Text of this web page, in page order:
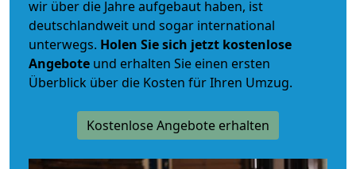
wir über die Jahre aufgebaut haben, ist
deutschlandweit und sogar international
unterwegs. Holen Sie sich jetzt kostenlose
Angebote und erhalten Sie einen ersten
Überblick über die Kosten für Ihren Umzug.
Kostenlose Angebote erhalten